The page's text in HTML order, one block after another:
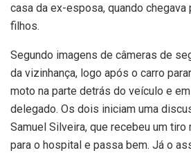
casa da ex-esposa, quando
filhos.
Segundo imagens de câmeras de
da vizinhança, logo após o carro
moto na parte detrás do veículo e
delegado. Os dois iniciam uma
Samuel Silveira, que recebeu um tiro
para o hospital e passa bem. Já o